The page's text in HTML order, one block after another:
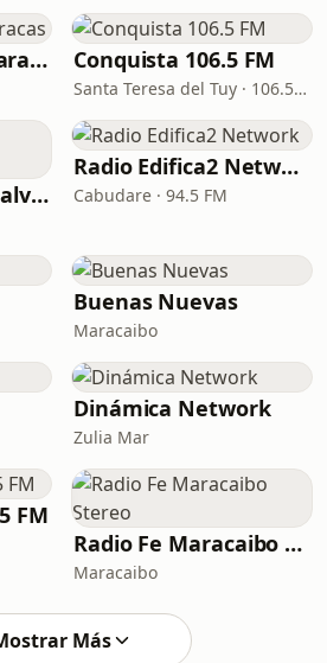
Radio Dinámica Caracas Conquista 106.5 FM
Santa Teresa del Tuy · 106.5 FM
RCS Radio Cristo Salvador
Radio Edifica2 Network
Cabudare · 94.5 FM
Buenas Nuevas
Maracaibo
Dinámica Network
Zulia Mar
FM
Radio Fe Maracaibo Stereo
Maracaibo
Más